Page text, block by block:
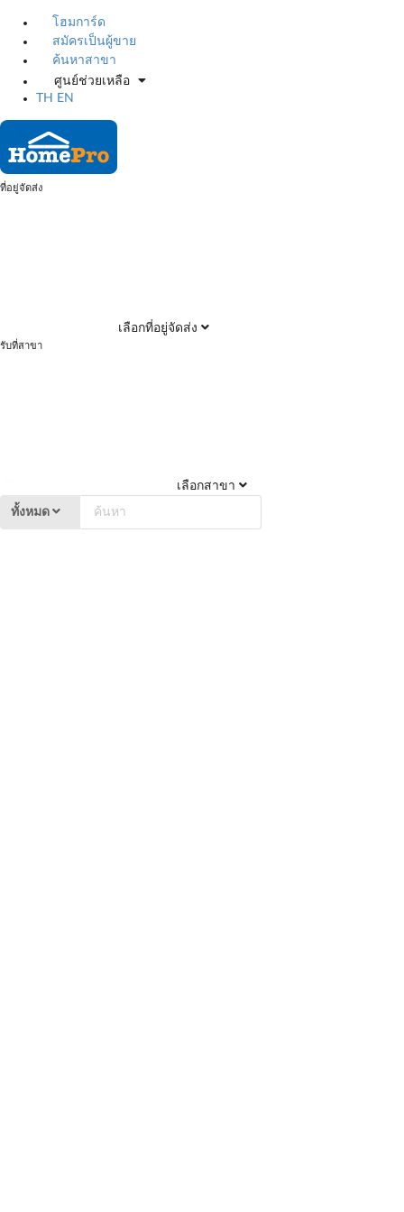
โฮมการ์ด
สมัครเป็นผู้ขาย
ค้นหาสาขา
ศูนย์ช่วยเหลือ
TH
EN
ที่อยู่จัดส่ง
เลือกที่อยู่จัดส่ง
รับที่สาขา
เลือกสาขา
ทั้งหมด